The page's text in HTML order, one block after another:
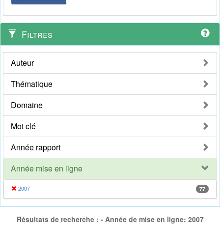
Filtres
Auteur
Thématique
Domaine
Mot clé
Année rapport
Année mise en ligne
2007 77
Résultats de recherche : - Année de mise en ligne: 2007